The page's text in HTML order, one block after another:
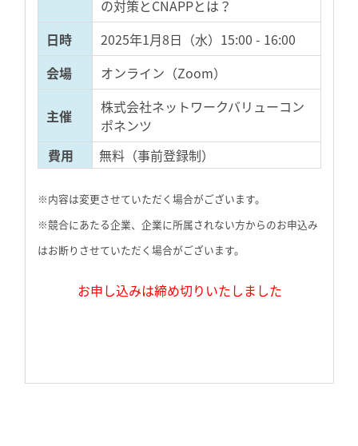
の対策とCNAPPとは？
日時
2025年1月8日（水） 15:00 - 16:00
会場
オンライン（Zoom）
主催
株式会社ネットワークバリューコン
ポネンツ
費用
無料（事前登録制）
※内容は変更させていただく場合がございます。
※競合にあたる企業、企業に所属されない方からのお申込み
はお断りさせていただく場合がございます。
お申し込みは締め切りいたしました